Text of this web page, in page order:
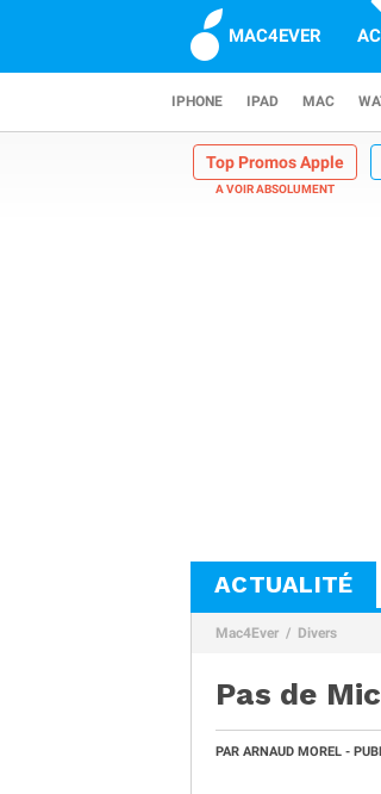
MAC4EVER
IPHONE IPAD MAC
Top Promos Apple
ACTUALITÉ
Mac4Ever Divers
Pas de
PAR ARNAUD MOREL -